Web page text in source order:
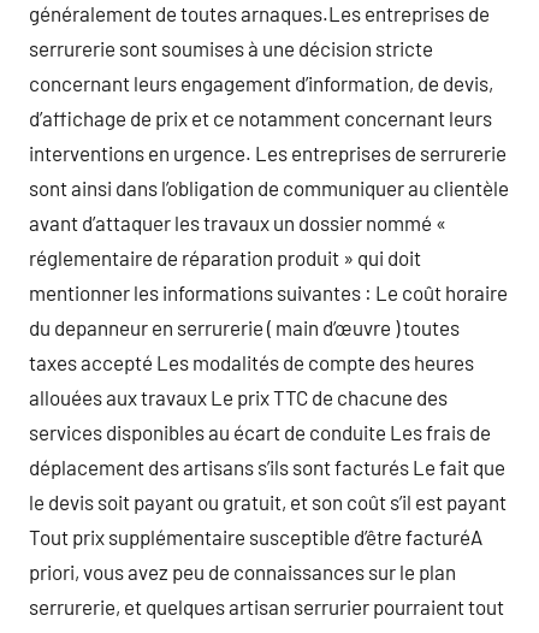
généralement de toutes arnaques.Les entreprises de
serrurerie sont soumises à une décision stricte
concernant leurs engagement d’information, de devis,
d’affichage de prix et ce notamment concernant leurs
interventions en urgence. Les entreprises de serrurerie
sont ainsi dans l’obligation de communiquer au clientèle
avant d’attaquer les travaux un dossier nommé «
réglementaire de réparation produit » qui doit
mentionner les informations suivantes : Le coût horaire
du depanneur en serrurerie ( main d’œuvre ) toutes
taxes accepté Les modalités de compte des heures
allouées aux travaux Le prix TTC de chacune des
services disponibles au écart de conduite Les frais de
déplacement des artisans s’ils sont facturés Le fait que
le devis soit payant ou gratuit, et son coût s’il est payant
Tout prix supplémentaire susceptible d’être facturéA
priori, vous avez peu de connaissances sur le plan
serrurerie, et quelques artisan serrurier pourraient tout